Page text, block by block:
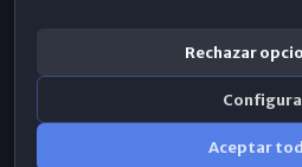
Rechazar
Aceptar